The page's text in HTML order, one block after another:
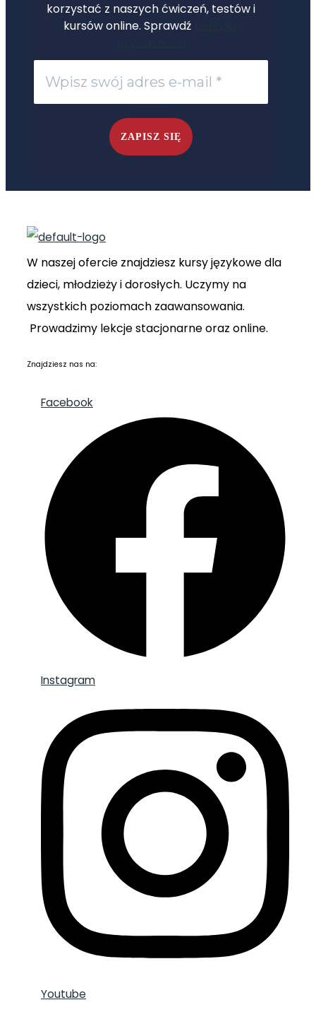
korzystać z naszych ćwiczeń, testów i
kursów online. Sprawdź
W naszej ofercie znajdziesz kursy językowe dla
dzieci, młodzieży i dorosłych. Uczymy na
wszystkich poziomach zaawansowania.
Prowadzimy lekcje stacjonarne oraz online.
Znajdziesz nas na:
Facebook
Instagram
Youtube